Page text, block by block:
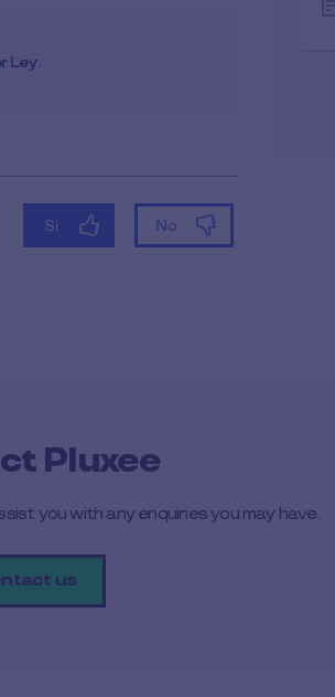
Ley.
Pluxee
you with any enquiries you may have.
us